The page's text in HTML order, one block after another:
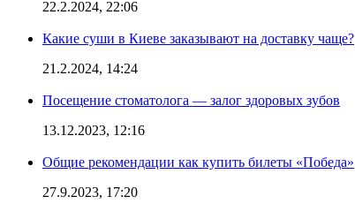
22.2.2024, 22:06
Какие суши в Киеве заказывают на доставку чаще?
21.2.2024, 14:24
Посещение стоматолога — залог здоровых зубов
13.12.2023, 12:16
Общие рекомендации как купить билеты «Победа»
27.9.2023, 17:20